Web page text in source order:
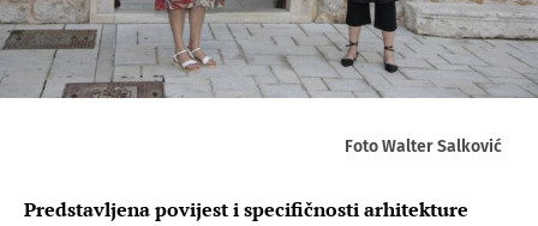
Foto Walter Salković
Predstavljena povijest i specifičnosti arhitekture